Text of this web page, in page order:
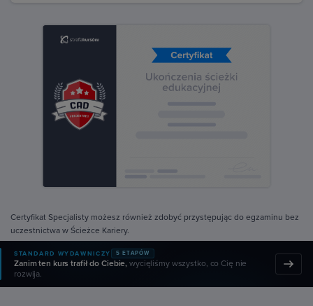
Certyfikat Specjalisty możesz również zdobyć przystępując do egzaminu bez
uczestnictwa w Ścieżce Kariery.
STANDARD WYDAWNICZY 5 ETAPÓW
Zanim ten kurs trafił do Ciebie,wycięliśmy wszystko, co Cię nie
rozwija.